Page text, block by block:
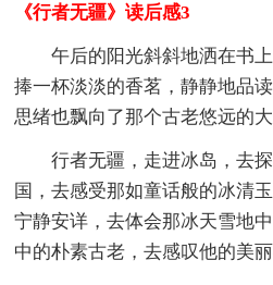
《行者无疆》读后感3
午后的阳光斜斜地洒在书
捧一杯淡淡的香茗，静静地品
思绪也飘向了那个古老悠远的
行者无疆，走进冰岛，去
国，去感受那如童话般的冰清
宁静安详，去体会那冰天雪地
中的朴素古老，去感叹他的美丽